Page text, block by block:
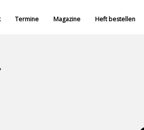
Termine Magazine Heft bestellen